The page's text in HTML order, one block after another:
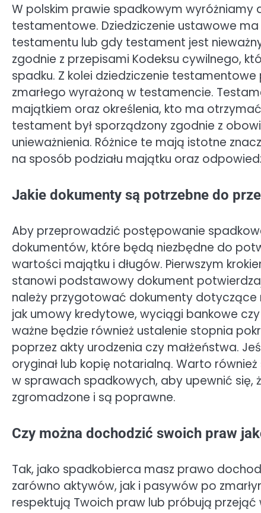
W polskim prawie spadkowym wyróżniamy
testamentowe. Dziedziczenie ustawowe
testamentu lub gdy testament jest
zgodnie z przepisami Kodeksu cywilnego,
spadku. Z kolei dziedziczenie
zmarłego wyrażoną w testamencie.
majątkiem oraz określenia, kto ma
testament był sporządzony zgodnie z
unieważnienia. Różnice te mają istotne
na sposób podziału majątku oraz
Jakie dokumenty są potrzebne do
Aby przeprowadzić postępowanie
dokumentów, które będą niezbędne do
wartości majątku i długów. Pierwszym
stanowi podstawowy dokument
należy przygotować dokumenty dotyczące
jak umowy kredytowe, wyciągi bankowe
ważne będzie również ustalenie stopnia
poprzez akty urodzenia czy małżeństwa.
oryginał lub kopię notarialną. Warto
w sprawach spadkowych, aby upewnić się,
zgromadzone i są poprawne.
Czy można dochodzić swoich praw
Tak, jako spadkobierca masz prawo
zarówno aktywów, jak i pasywów po
respektują Twoich praw lub próbują przejąć